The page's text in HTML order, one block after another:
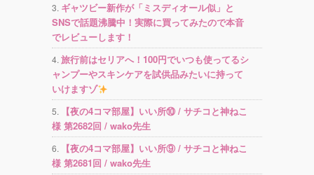
ギャツビー新作が「ミスディオール似」と
SNSで話題沸騰中！実際に買ってみたので本音
でレビューします！
旅行前はセリアへ！100円でいつも使ってるシ
ャンプーやスキンケアを試供品みたいに持って
いけますゾ
【夜の4コマ部屋】いい所⑩ / サチコと神ねこ
様 第2682回 / wako先生
【夜の4コマ部屋】いい所⑨ / サチコと神ねこ
様 第2681回 / wako先生